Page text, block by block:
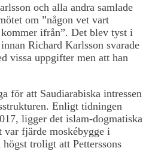
och alla andra samlade
om ”någon vet vart
ifrån”. Det blev tyst i
Richard Karlsson svarade
vissa uppgifter men att han
för att Saudiarabiska intressen
Enligt tidningen
ligger det islam-dogmatiska
var fjärde moskébygge i
troligt att Petterssons